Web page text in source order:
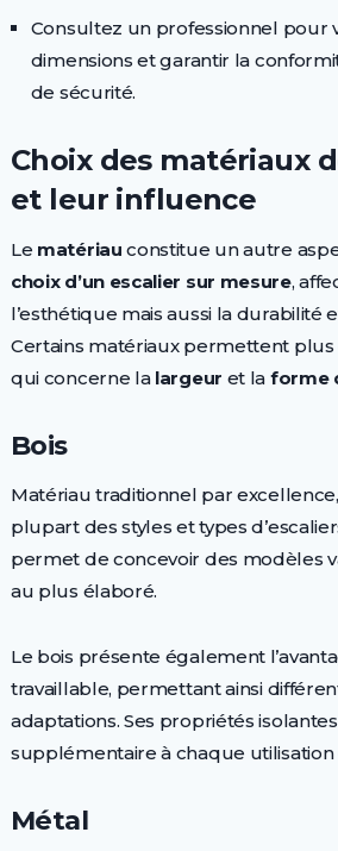
Consultez un professionnel pour
dimensions et garantir la
de sécurité.
Choix des matériaux
et leur influence
Le matériau constitue un autre
choix d’un escalier sur mesure,
l’esthétique mais aussi la durabilité
Certains matériaux permettent plus
qui concerne la largeur et la forme
Bois
Matériau traditionnel par
plupart des styles et types
permet de concevoir des modèles
au plus élaboré.
Le bois présente également
travaillable, permettant ainsi
adaptations. Ses propriétés
supplémentaire à chaque
Métal